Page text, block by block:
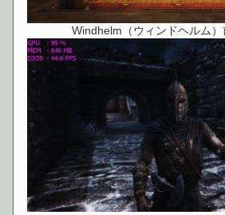
Windhelm（ウィンドヘルム